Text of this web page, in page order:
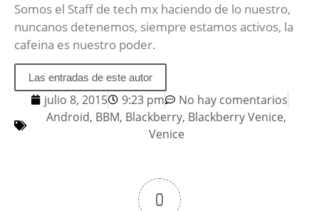
Somos el Staff de tech mx haciendo de lo nuestro,
nuncanos detenemos, siempre estamos activos, la
cafeina es nuestro poder.
Las entradas de este autor
julio 8, 2015 9:23 pm
No hay comentarios
Android, BBM, Blackberry, Blackberry Venice,
Venice
0